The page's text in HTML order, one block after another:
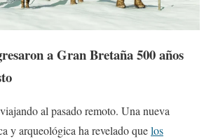
a Gran Bretaña 500 años
al pasado remoto. Una nueva
y arqueológica ha revelado quelos